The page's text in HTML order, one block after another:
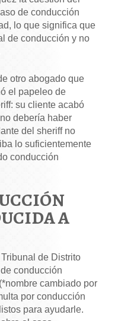
de conducción
lo que significa que
de conducción y no
otro abogado que
el papeleo de
su cliente acabó
debería haber
del sheriff no
lo suficientemente
conducción
A
de Distrito
conducción
cambiado por
por conducción
para ayudarle.